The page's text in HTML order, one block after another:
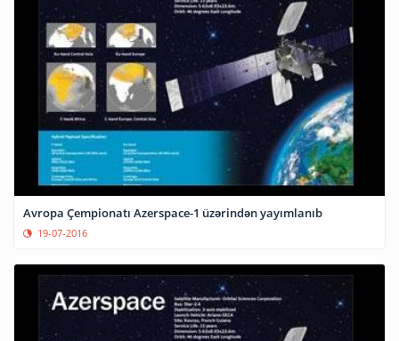
Avropa Çempionatı Azerspace-1 üzərindən yayımlanıb
19-07-2016